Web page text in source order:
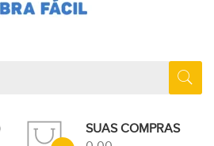
SUAS COMPRAS